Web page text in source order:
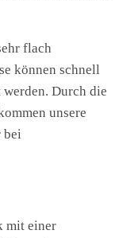
flach
können schnell
Durch die
unsere
bei
mit einer